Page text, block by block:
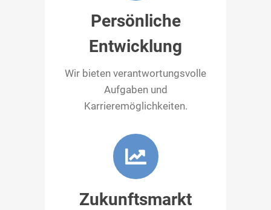
Persönliche
Entwicklung
Wir bieten verantwortungsvolle
Aufgaben und
Karrieremöglichkeiten.
Zukunftsmarkt